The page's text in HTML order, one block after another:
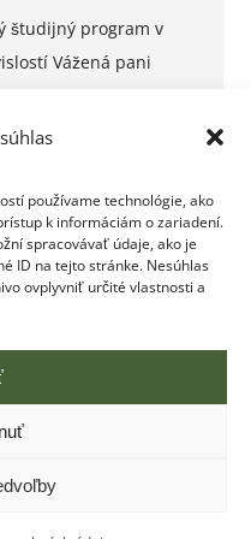
používame technológie, ako
k informáciám o zariadení.
spracovávať údaje, ako je
ID na tejto stránke. Nesúhlas
ovplyvniť určité vlastnosti a
študijný program v
Vážená pani
otvára ročný
v certifikovanej
závislostí v
– psychiater alebo
je plánovaný
vzdelávanie